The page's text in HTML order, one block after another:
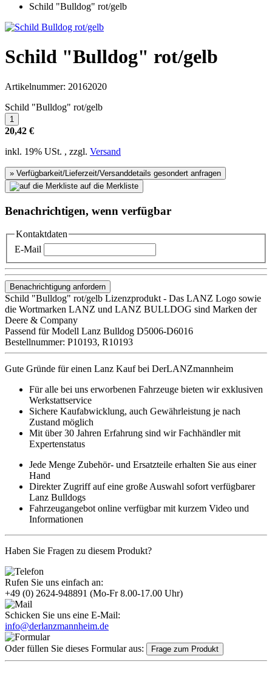
Schild "Bulldog" rot/gelb
Schild "Bulldog" rot/gelb
Artikelnummer: 20162020
Schild "Bulldog" rot/gelb
20,42 €
inkl. 19% USt. , zzgl. Versand
» Verfügbarkeit/Lieferzeit/Versanddetails gesondert anfragen
auf die Merkliste
Benachrichtigen, wenn verfügbar
Kontaktdaten
E-Mail
Benachrichtigung anfordern
Schild "Bulldog" rot/gelb Lizenzprodukt - Das LANZ Logo sowie
die Wortmarken LANZ und LANZ BULLDOG sind Marken der
Deere & Company
Passend für Modell Lanz Bulldog D5006-D6016
Bestellnummer: P10193, R10193
Gute Gründe für einen Lanz Kauf bei DerLANZmannheim
Für alle bei uns erworbenen Fahrzeuge bieten wir exklusiven
Werkstattservice
Sichere Kaufabwicklung, auch Gewährleistung je nach
Zustand möglich
Mit über 30 Jahren Erfahrung sind wir Fachhändler mit
Expertenstatus
Jede Menge Zubehör- und Ersatzteile erhalten Sie aus einer
Hand
Direkter Zugriff auf eine große Auswahl sofort verfügbarer
Lanz Bulldogs
Fahrzeugangebot online verfügbar mit kurzem Video und
Informationen
Haben Sie Fragen zu diesem Produkt?
Rufen Sie uns einfach an:
+49 (0) 2624-948891 (Mo-Fr 8.00-17.00 Uhr)
Schicken Sie uns eine E-Mail:
info@derlanzmannheim.de
Oder füllen Sie dieses Formular aus: Frage zum Produkt